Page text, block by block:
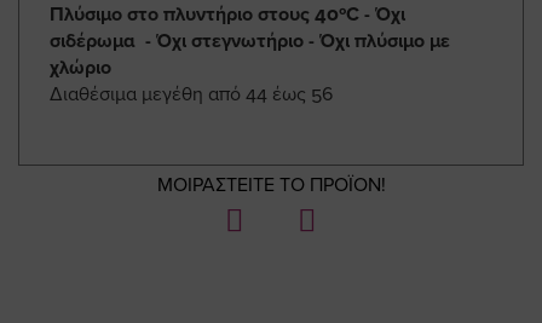
Πλύσιμο στο πλυντήριο στους 40ºC - Όχι
σιδέρωμα - Όχι στεγνωτήριο - Όχι πλύσιμο με
χλώριο
Διαθέσιμα μεγέθη από 44 έως 56
ΜΟΙΡΑΣΤΕΙΤΕ ΤΟ ΠΡΟΪΟΝ!